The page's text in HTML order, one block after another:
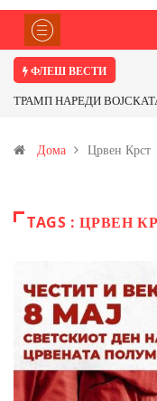
ФЛЕШ ВЕСТИ
ТРАМП НАРЕДИ
Иловица и со антимонот?
Дома Црвен Крст
TAGS : ЦРВЕН